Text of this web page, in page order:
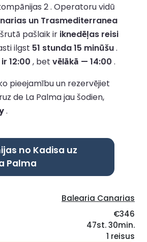
2 . Operatoru vidū
un Trasmediterranea
pašlaik ir iknedēļas reisi
ilgst 51 stunda 15 minūšu.
12:00 , bet vēlākā — 14:00 .
pieejamību un rezervējiet
de La Palma jau šodien,
.
no Kadisa uz
Palma
Balearia Canarias
€346
47st. 30min.
1 reisus